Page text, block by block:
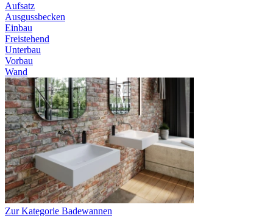
Aufsatz
Ausgussbecken
Einbau
Freistehend
Unterbau
Vorbau
Wand
Zur Kategorie Badewannen